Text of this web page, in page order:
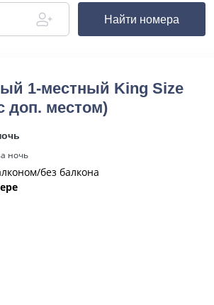
Найти номера
1-местный King Size
доп. местом)
ночь
без балкона